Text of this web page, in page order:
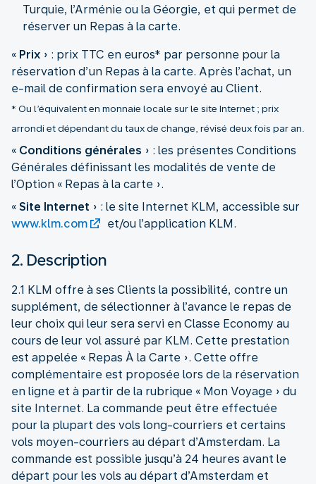
Turquie, l’Arménie ou la Géorgie, et qui permet de
réserver un Repas à la carte.
« Prix » : prix TTC en euros* par personne pour la
réservation d’un Repas à la carte. Après l’achat, un
* Ou l’équivalent en monnaie locale sur le site Internet ; prix
arrondi et dépendant du taux de change, révisé deux fois par an.
« Conditions générales » : les présentes Conditions
Générales définissant les modalités de vente de
l’Option « Repas à la carte ».
« Site Internet » : le site Internet KLM, accessible sur
www.klm.com
et/ou l’application KLM.
2. Description
2.1 KLM offre à ses Clients la possibilité, contre un
supplément, de sélectionner à l’avance le repas de
leur choix qui leur sera servi en Classe Economy au
cours de leur vol assuré par KLM. Cette prestation
est appelée « Repas À la Carte ». Cette offre
complémentaire est proposée lors de la réservation
en ligne et à partir de la rubrique « Mon Voyage » du
site Internet. La commande peut être effectuée
pour la plupart des vols long-courriers et certains
vols moyen-courriers au départ d’Amsterdam. La
commande est possible jusqu’à 24 heures avant le
départ pour les vols au départ d’Amsterdam et